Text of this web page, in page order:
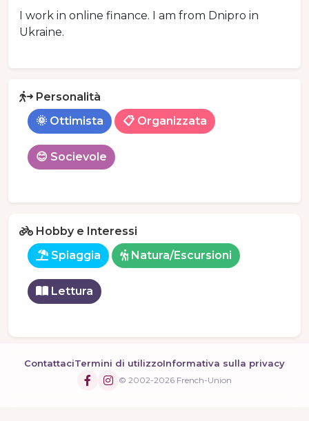
I work in online finance. I am from Dnipro in
Ukraine.
Personalità
🌞 Ottimista
📋 Organizzata
😊 Socievole
Hobby e Interessi
Spiaggia
Natura/Escursioni
Lettura
ContattaciTermini di utilizzoInformativa sulla privacy
© 2002-2026 French-Union